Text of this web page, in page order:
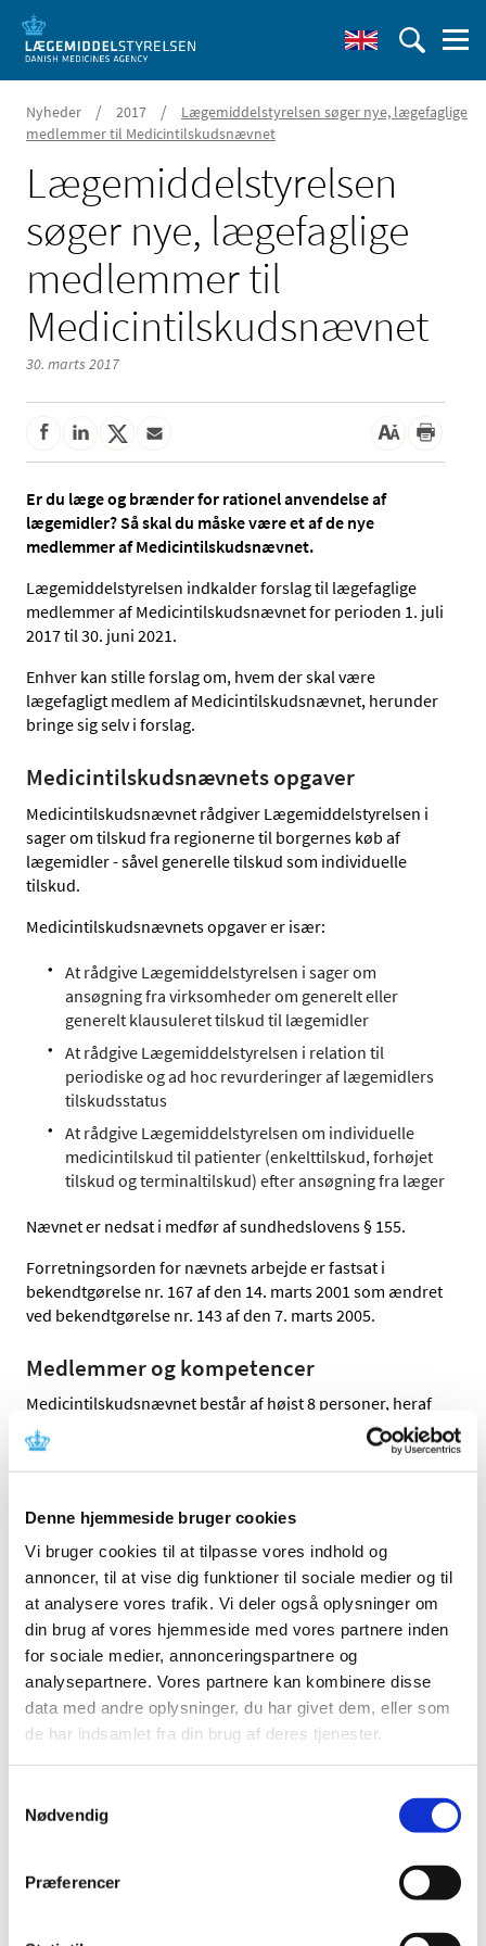
Denne hjemmeside bruger cookies
Vi bruger cookies til at tilpasse vores indhold og
annoncer, til at vise dig funktioner til sociale medier og til
at analysere vores trafik. Vi deler også oplysninger om
din brug af vores hjemmeside med vores partnere inden
for sociale medier, annonceringspartnere og
analysepartnere. Vores partnere kan kombinere disse
data med andre oplysninger, du har givet dem, eller som
de har indsamlet fra din brug af deres tjenester.
Nødvendig
Præferencer
Nyheder / 2017 /
Lægemiddelstyrelsen søger nye, lægefaglige
medlemmer til Medicintilskudsnævnet
Lægemiddelstyrelsen
søger nye, lægefaglige
medlemmer til
Medicintilskudsnævnet
30. marts 2017
Er du læge og brænder for rationel anvendelse af
lægemidler? Så skal du måske være et af de nye
medlemmer af Medicintilskudsnævnet.
Lægemiddelstyrelsen indkalder forslag til lægefaglige
medlemmer af Medicintilskudsnævnet for perioden 1. juli
2017 til 30. juni 2021.
Enhver kan stille forslag om, hvem der skal være
lægefagligt medlem af Medicintilskudsnævnet, herunder
bringe sig selv i forslag.
Medicintilskudsnævnets opgaver
Medicintilskudsnævnet rådgiver Lægemiddelstyrelsen i
sager om tilskud fra regionerne til borgernes køb af
lægemidler - såvel generelle tilskud som individuelle
tilskud.
Medicintilskudsnævnets opgaver er især:
At rådgive Lægemiddelstyrelsen i sager om
ansøgning fra virksomheder om generelt eller
generelt klausuleret tilskud til lægemidler
At rådgive Lægemiddelstyrelsen i relation til
periodiske og ad hoc revurderinger af lægemidlers
tilskudsstatus
At rådgive Lægemiddelstyrelsen om individuelle
medicintilskud til patienter (enkelttilskud, forhøjet
tilskud og terminaltilskud) efter ansøgning fra læger
Nævnet er nedsat i medfør af sundhedslovens § 155.
Forretningsorden for nævnets arbejde er fastsat i
bekendtgørelse nr. 167 af den 14. marts 2001 som ændret
ved bekendtgørelse nr. 143 af den 7. marts 2005.
Medlemmer og kompetencer
Medicintilskudsnævnet består af højst 8 personer, heraf
op til 6 læger, hvoraf mindst 2 skal være alment
praktiserende læger. Derudover er der et medlem, der
repræsenterer patient- og forbrugerinteresser og et
Takstnævn. De lægefaglige medlemmer udpeges af
Sundhedsministeren efter indstilling fra
Lægemiddelstyrelsen. Medlemmerne udpeges for 4 år ad
gangen.
Ved udpegningen bliver der lagt vægt på lægens viden
om, praktisk erfaring med og interesse for fornuftig
ordination af medicin i almindelighed og
medicintilskudsområdet i særdeleshed samt på, at
nævnet sammensættes således, at nævnet får en bred
Ved udpegningen bliver der desuden lagt vægt på, at
medlemmerne ikke må have økonomiske eller andre